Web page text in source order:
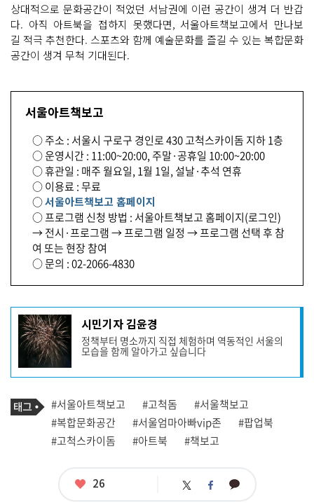
상대적으로 문화공간이 적었던 서남권에 이런 공간이 생겨 더 반갑
다. 아직 아트북을 접하지 못했다면, 서울아트책보고에서 만나보
길 적극 추천한다. 스포츠와 함께 예술문화를 즐길 수 있는 복합문화
공간이 생겨 무척 기대된다.
서울아트책보고
○ 주소 : 서울시 구로구 경인로 430 고척스카이돔 지하 1층
○ 운영시간 : 11:00~20:00, 주말·공휴일 10:00~20:00
○ 휴관일 : 매주 월요일, 1월 1일, 설날·추석 연휴
○ 이용료 : 무료
○서울아트책보고 홈페이지
○ 프로그램 신청 방법 : 서울아트책보고 홈페이지(로그인)
→ 전시·프로그램 → 프로그램 일정 → 프로그램 선택 후 참
여 또는 현장 참여
○ 문의 : 02-2066-4830
기
사
작
성
자
프
필
시민기자 김윤경
정책부터 명소까지 직접 체험하며 역동적인 서울의
모습을 함께 알아가고 싶습니다
기
사
관
련
태
태
그
#서울아트책보고 #고척돔
#서울책보고
#복합문화공간
#서울엄마아빠vip존
#팝업북
#고척스카이돔
#아트북 #책보고
좋
26 트 페 카